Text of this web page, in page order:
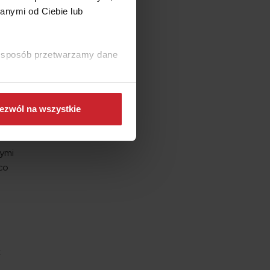
od Ciebie lub
przetwarzamy dane
na wszystkie
na
jeśli